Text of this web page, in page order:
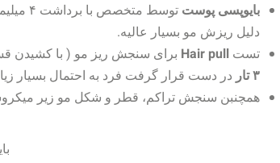
بایوپسی پوست
توسط
دلیل ریزش مو بسیار عالیه.
تست Hair pull برای سنجش ریز مو ( با کشیدن
۳ تار
در دست قرار گرفت فرد به احتمال بسیار
همچنبن سنجش تراکم، قطر و شکل مو زیر